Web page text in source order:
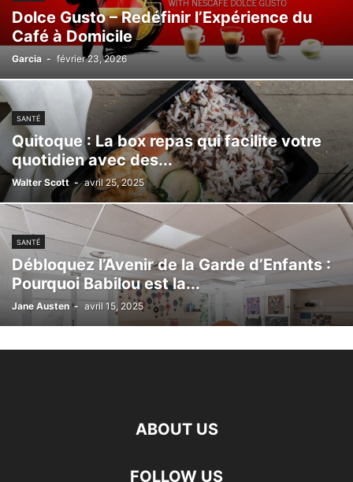
Dolce Gusto – Redéfinir l’Expérience du
Café à Domicile
Garcia - février 23, 2026
SANTÉ
Quitoque : La box repas qui facilite votre
quotidien avec des...
Walter Scott - avril 25, 2025
SANTÉ
Débloquez l’Avenir de la Garde d’Enfants :
Pourquoi Babilou est la...
Jane Austen - avril 15, 2025
ABOUT US
FOLLOW US